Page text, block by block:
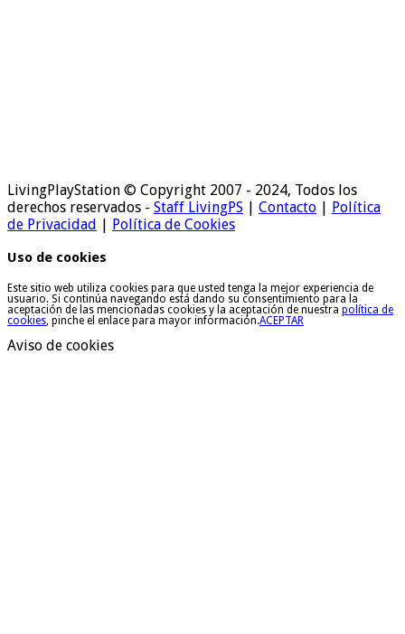
LivingPlayStation © Copyright 2007 - 2024, Todos los
derechos reservados - Staff LivingPS | Contacto | Política
de Privacidad | Política de Cookies
Uso de cookies
Este sitio web utiliza cookies para que usted tenga la mejor experiencia de
usuario. Si continúa navegando está dando su consentimiento para la
aceptación de las mencionadas cookies y la aceptación de nuestra política de
cookies , pinche el enlace para mayor información.ACEPTAR
Aviso de cookies